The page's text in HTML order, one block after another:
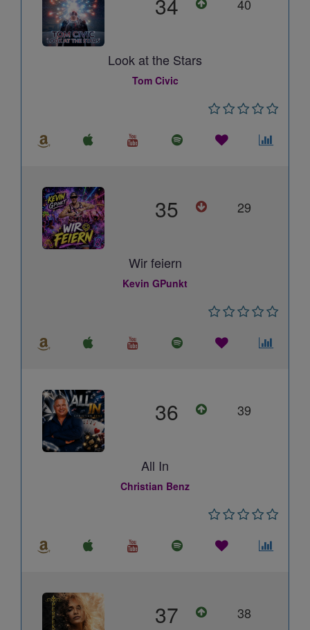
40
Look at the Stars
Tom Civic
35 29
Wir feiern
Kevin GPunkt
36 39
All In
Christian Benz
37 38